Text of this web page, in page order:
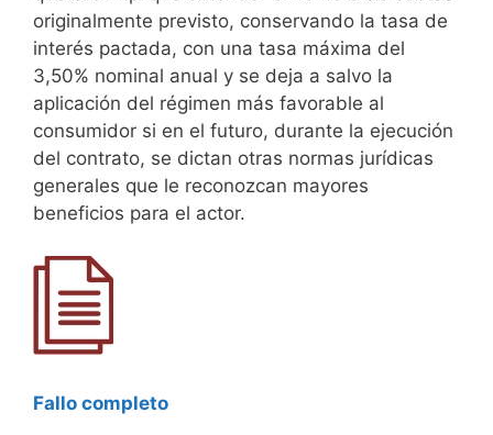
originalmente previsto, conservando la tasa de
interés pactada, con una tasa máxima del
3,50% nominal anual y se deja a salvo la
aplicación del régimen más favorable al
consumidor si en el futuro, durante la ejecución
del contrato, se dictan otras normas jurídicas
generales que le reconozcan mayores
beneficios para el actor.
Fallo completo